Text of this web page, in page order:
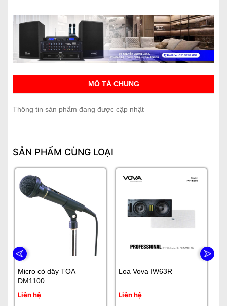
MÔ TẢ CHUNG
Thông tin sản phẩm đang được cập nhật
SẢN PHẨM CÙNG LOẠI
Micro có dây TOA
DM1100
Liên hệ
Loa Vova IW63R
Liên hệ